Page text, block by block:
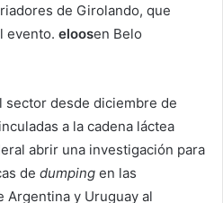
de Girolando, que
evento. eloosen Belo
sector desde diciembre de
a la cadena láctea
abrir una investigación para
de dumping en las
y Uruguay al